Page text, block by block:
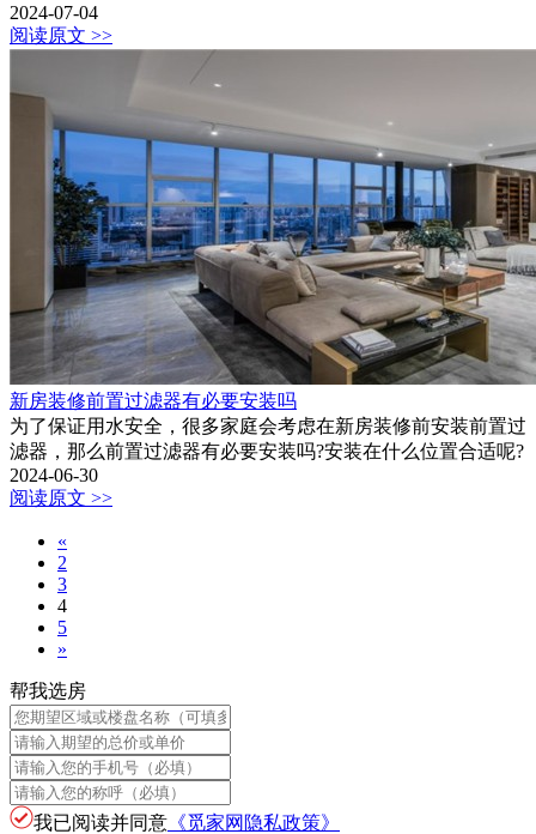
2024-07-04
阅读原文 >>
新房装修前置过滤器有必要安装吗
为了保证用水安全，很多家庭会考虑在新房装修前安装前置过
滤器，那么前置过滤器有必要安装吗?安装在什么位置合适呢?
2024-06-30
阅读原文 >>
«
2
3
4
5
»
帮我选房
我已阅读并同意 《觅家网隐私政策》